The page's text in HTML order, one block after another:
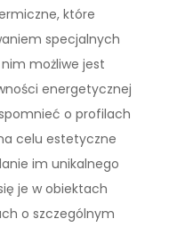
które
specjalnych
nim możliwe jest
energetycznej
o profilach
celu estetyczne
im unikalnego
je w obiektach
o szczególnym